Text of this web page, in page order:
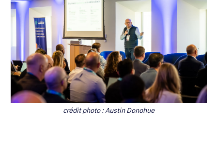
crédit photo : Austin Donohue